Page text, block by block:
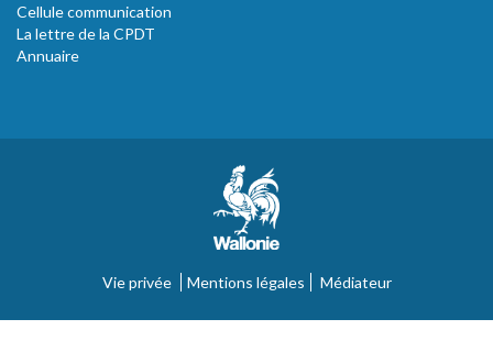
Cellule communication
La lettre de la CPDT
Annuaire
Vie privée Mentions légales Médiateur